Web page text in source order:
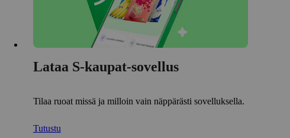
Lataa S-kaupat-sovellus
Tilaa ruoat missä ja milloin vain näppärästi sovelluksella.
Tutustu